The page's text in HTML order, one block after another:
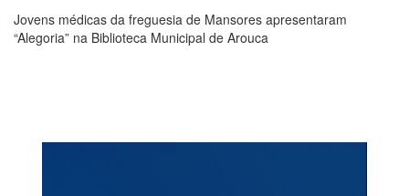
Jovens médicas da freguesia de Mansores apresentaram
“Alegoria” na Biblioteca Municipal de Arouca